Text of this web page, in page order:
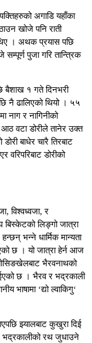
अगाडि यहाँका
खोजे पनि राती
। अथक प्रयास पछि
पुजा गरि तान्त्रिक
बैशाख १ गते दिनभरी
नै ढालिएको थियो । ५५
नाग र नागिनीको
वटा डोरीले तानेर उक्त
बाधेर चारै तिरबाट
वरिपरिबाट डोरीको
विश्वध्वजा, र
लिङ्गो जात्रा
भन्ने धार्मिक मान्यता
छ । यो जात्रा हेर्न आज
भैरवनाथको
छ । भैरव र भद्रकाली
भाषामा ‘द्यो ल्वाकिगु‘
झ्यालबाट कुखुरा दिई
भद्रकालीको रथ जुधाउने